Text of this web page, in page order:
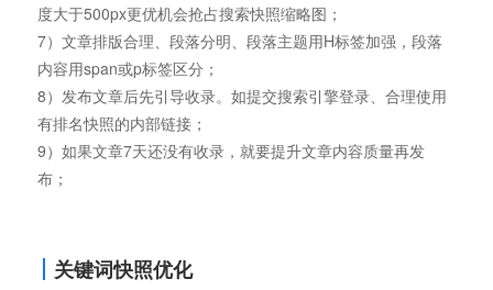
度大于500px更优机会抢占搜索快照缩略图；
7）文章排版合理、段落分明、段落主题用H标签加强，段落
内容用span或p标签区分；
8）发布文章后先引导收录。如提交搜索引擎登录、合理使用
有排名快照的内部链接；
9）如果文章7天还没有收录，就要提升文章内容质量再发
布；
关键词快照优化